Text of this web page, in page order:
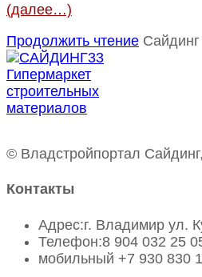
(далее…)
Продолжить чтение
© Владстройпортал
Контакты
Адрес:г. Владимир ул.
Телефон:8 904 032 25
мобильный +7 930 830